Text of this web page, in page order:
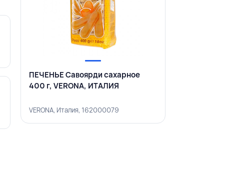
ПЕЧЕНЬЕ Савоярди сахарное
400 г, VERONA, ИТАЛИЯ
VERONA, Италия, 162000079